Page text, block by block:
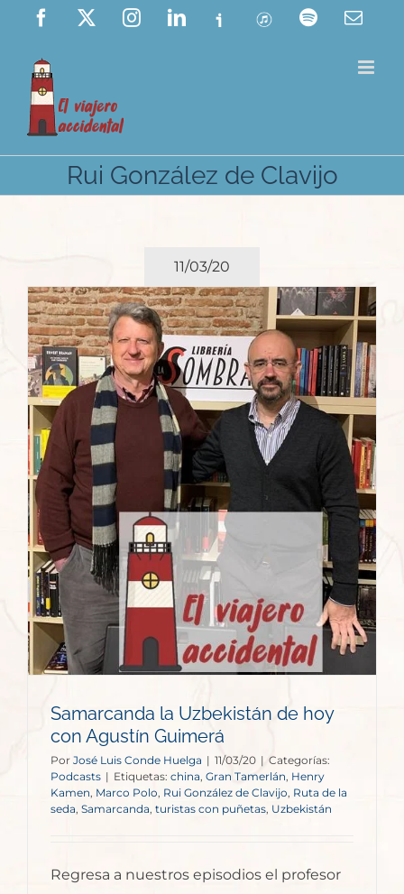
Saltar
contenido
Facebook InstagramLinkedIn
Ivoox ITunes Spotify
Rui González de Clavijo
11/03/20
Samarcanda la Uzbekistán de hoy
con Agustín Guimerá
Por José Luis Conde Huelga | 11/03/20 | Categorías:
Podcasts | Etiquetas: china, Gran Tamerlán, Henry
Kamen, Marco Polo, Rui González de Clavijo, Ruta de la
seda, Samarcanda, turistas con puñetas, Uzbekistán
Regresa a nuestros episodios el profesor